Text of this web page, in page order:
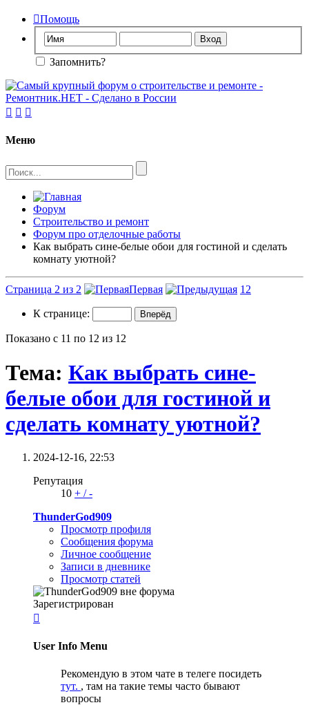
Помощь
Запомнить?
  
Меню
Форум
Строительство и ремонт
Форум про отделочные работы
Как выбрать сине-белые обои для гостиной и сделать
комнату уютной?
Страница 2 из 2 Первая 1 2
К странице:
Показано с 11 по 12 из 12
Тема: Как выбрать сине-
белые обои для гостиной и
сделать комнату уютной?
2024-12-16, 22:53
Репутация
10 + /-
ThunderGod909
Просмотр профиля
Сообщения форума
Личное сообщение
Записи в дневнике
Просмотр статей
Зарегистрирован

User Info Menu
Рекомендую в этом чате в телеге посидеть
тут. , там на такие темы часто бывают
вопросы